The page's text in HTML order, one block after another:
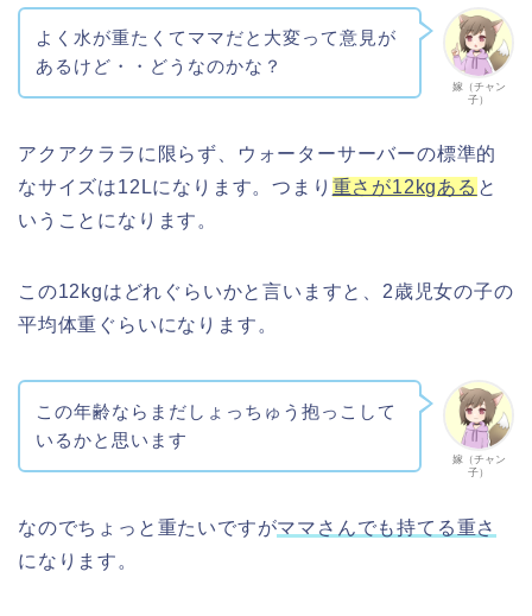
嫁（チャン
子）
よく水が重たくてママだと大変って意見が
あるけど・・どうなのかな？
アクアクララに限らず、ウォーターサーバーの標準的
なサイズは12Lになります。つまり 重さが12kgある と
いうことになります。
この12kgはどれぐらいかと言いますと、2歳児女の子の
平均体重ぐらいになります。
嫁（チャン
子）
この年齢ならまだしょっちゅう抱っこして
いるかと思います
なのでちょっと重たいですがママさんでも持てる重さ
になります。